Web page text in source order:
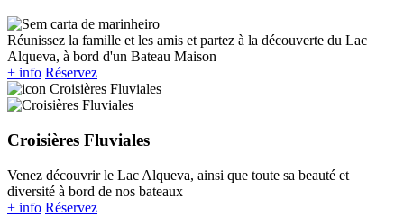
Réunissez la famille et les amis et partez à la découverte du Lac
Alqueva, à bord d'un Bateau Maison
+ info Réservez
Croisières Fluviales
Venez découvrir le Lac Alqueva, ainsi que toute sa beauté et
diversité à bord de nos bateaux
+ info Réservez